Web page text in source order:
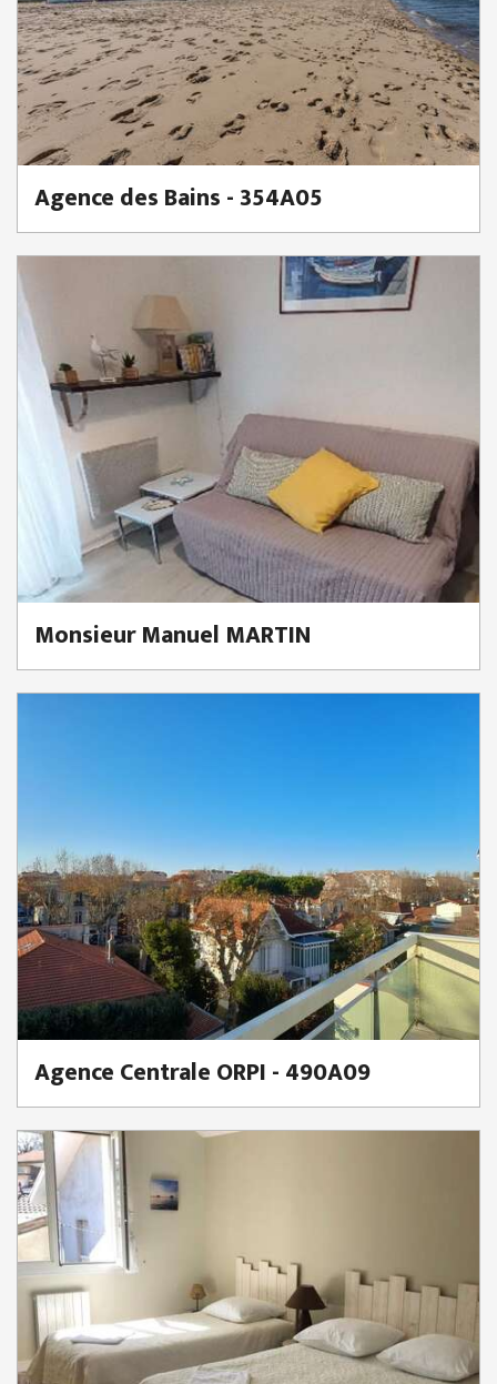
Agence des Bains - 354A05
Monsieur Manuel MARTIN
Agence Centrale ORPI - 490A09